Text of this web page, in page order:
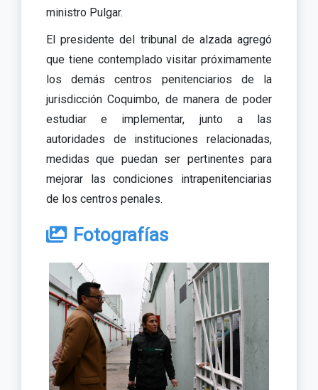
ministro Pulgar.
El presidente del tribunal de alzada agregó
que tiene contemplado visitar próximamente
los demás centros penitenciarios de la
jurisdicción Coquimbo, de manera de poder
estudiar e implementar, junto a las
autoridades de instituciones relacionadas,
medidas que puedan ser pertinentes para
mejorar las condiciones intrapenitenciarias
de los centros penales.
Fotografías